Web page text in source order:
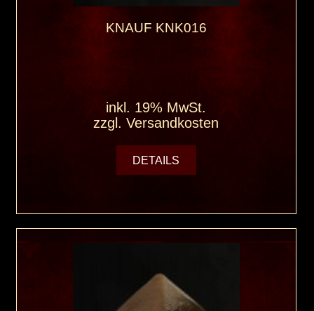
KNAUF KNK016
inkl. 19% MwSt.
zzgl.Versandkosten
DETAILS